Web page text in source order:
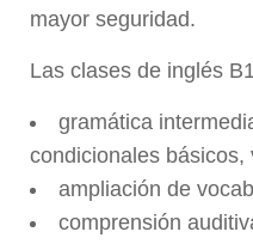
mayor seguridad.
Las clases de inglés
gramática
condicionales básicos,
ampliación de
comprensión